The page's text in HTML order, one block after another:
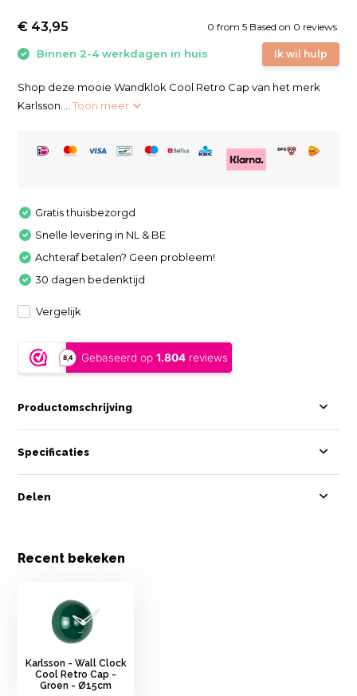
0 from 5 Based on 0 reviews
Ik wil hulp
€ 43,95
Binnen 2-4 werkdagen in huis
Shop deze mooie Wandklok Cool Retro Cap van het merk
Karlsson....Toon meer
Gratis thuisbezorgd
Snelle levering in NL & BE
Achteraf betalen? Geen probleem!
30 dagen bedenktijd
Vergelijk
Productomschrijving
Specificaties
Delen
Recent bekeken
Karlsson - Wall Clock
Cool Retro Cap -
Groen - Ø15cm